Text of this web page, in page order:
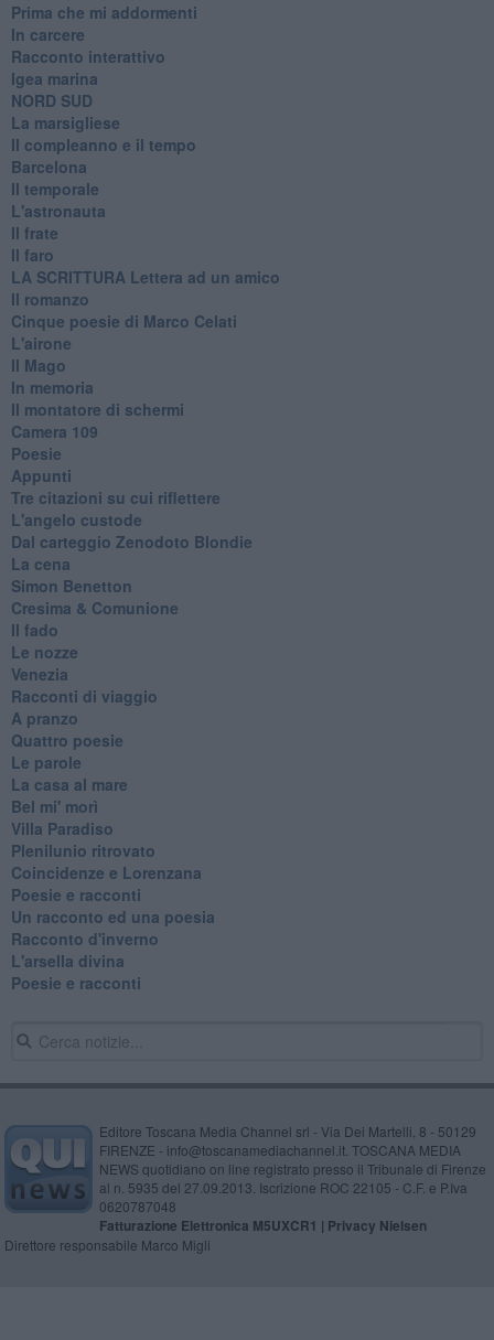
Prima che mi addormenti
In carcere
Racconto interattivo
Igea marina
​NORD SUD
La marsigliese
Il compleanno e il tempo
Barcelona
Il temporale
L'astronauta
Il frate
Il faro
​LA SCRITTURA Lettera ad un amico
Il romanzo
Cinque poesie di Marco Celati
L'airone
Il Mago
In memoria
Il montatore di schermi
Camera 109
Poesie
Appunti
Tre citazioni su cui riflettere
L'angelo custode
Dal carteggio Zenodoto Blondie
La cena
Simon Benetton
Cresima & Comunione
Il fado
Le nozze
Venezia
Racconti di viaggio
A pranzo
Quattro poesie
Le parole
La casa al mare
Bel mi' morì
Villa Paradiso
Plenilunio ritrovato
Coincidenze e Lorenzana
Poesie e racconti
Un racconto ed una poesia
Racconto d'inverno
​L'arsella divina
Poesie e racconti
Editore Toscana Media Channel srl - Via Dei Martelli, 8 - 50129
FIRENZE - info@toscanamediachannel.it. TOSCANA MEDIA
NEWS quotidiano on line registrato presso il Tribunale di Firenze
al n. 5935 del 27.09.2013. Iscrizione ROC 22105 - C.F. e P.Iva
0620787048
Fatturazione Elettronica M5UXCR1 | Privacy Nielsen
Direttore responsabile Marco Migli